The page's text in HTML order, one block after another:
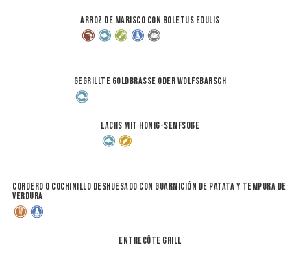
arroz de Marisco con boletus edulis
Gegrillte Goldbrasse oder Wolfsbarsch
Lachs mit Honig-Senfsoße
Cordero o Cochinillo deshuesado con guarnición de patata y tempura de
verdura
Entrecôte Grill